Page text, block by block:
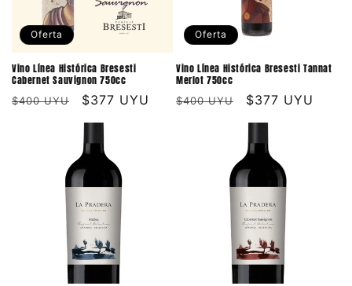
Oferta
Vino Línea Histórica Bresesti
Cabernet Sauvignon 750cc
Precio
$400 UYU
Precio
oferta
$377 UYU
Oferta
Vino Línea Histórica Bresesti Tannat
Merlot 750cc
Precio
$400 UYU
Precio
oferta
$377 UYU